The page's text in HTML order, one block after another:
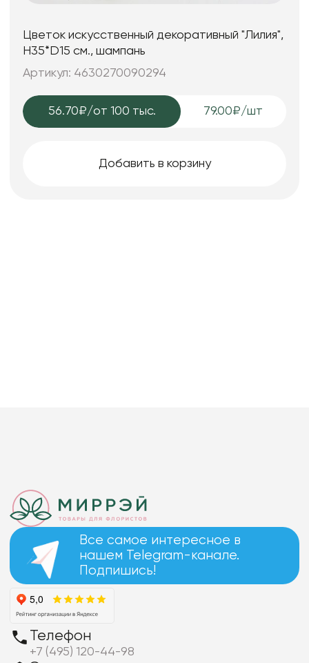
Цветок искусственный декоративный "Лилия",
H35*D15 см., шампань
Артикул: 4630270090294
56.70₽/от 100 тыс. 79.00₽/шт
Добавить в корзину
Все самое интересное в
нашем Telegram-канале.
Подпишись!
Телефон
+7 (495) 120-44-98